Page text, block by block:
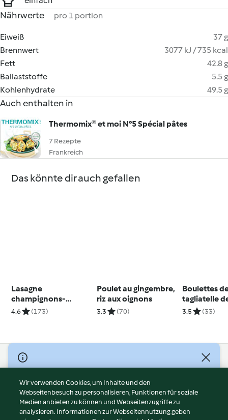
Nährwerte pro 1 portion
Eiweiß
37 g
Brennwert
3077 kJ / 735 kcal
Fett
42.8 g
Ballaststoffe
5.5 g
Kohlenhydrate
49.5 g
Auch enthalten in
Thermomix® et moi N°5 Spécial pâtes
7 Rezepte
Frankreich
Das könnte dir auch gefallen
Lasagne
champignons-
fromage
4.6 (173)
Poulet au gingembre,
riz aux oignons
3.3 (70)
Boulettes
tagliatelle
3.5 (33)
© Copyright 2026
Nutzungsbedingungen
Datenschutzrichtlinien
Disclaimer
Wir verwenden Cookies, um Inhalte und den
Webseitenbesuch zu personalisieren, Funktionen für soziale
Medien anbieten zu können und Webseitenzugriffe zu
analysieren. Informationen zur Webseitennutzung geben